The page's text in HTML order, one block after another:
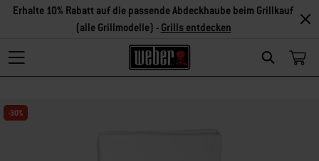
Search
Erhalte 10% Rabatt auf die passende Abdeckhaube beim Grillkauf
(alle Grillmodelle) - Grills entdecken
-30%
Changing this current slide of this carousel will change the current slide of